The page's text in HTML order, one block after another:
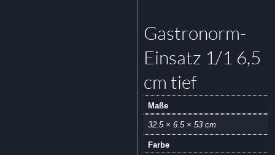
Gastronorm-
Einsatz 1/1 6,5
cm tief
Maße
32.5 × 6.5 × 53 cm
Farbe